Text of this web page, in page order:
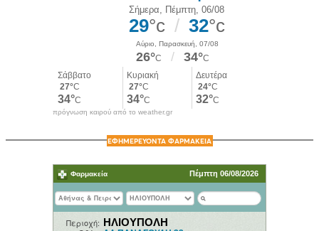
πρόγνωση καιρού από το weather.gr
ΕΦΗΜΕΡΕΥΟΝΤΑ ΦΑΡΜΑΚΕΙΑ